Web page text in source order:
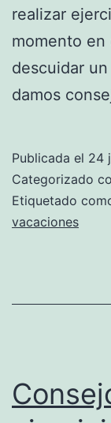
realizar
momento
descuidar
damos
Publicada el 24
Categorizado
Etiquetado
vacaciones